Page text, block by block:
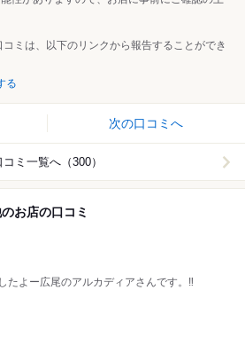
ミは、以下のリンクから報告することができ
る
次の口コミへ
コミ一覧へ（300）
お店の口コミ
たよー広尾のアルカディアさんです。‼️